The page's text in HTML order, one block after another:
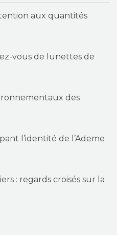
aux quantités
vous de lunettes de
des
l’identité de l’Ademe
: regards croisés sur la